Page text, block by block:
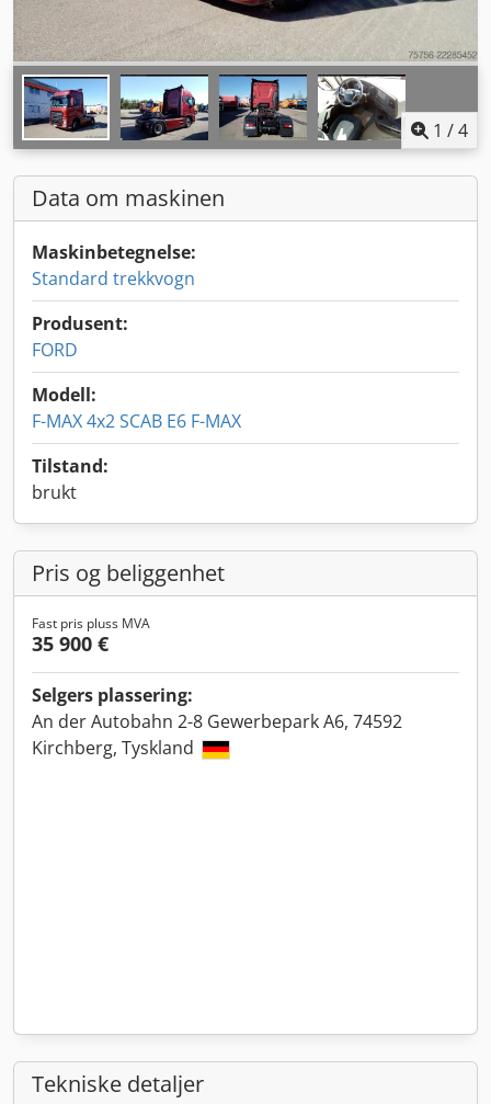
1 /4
Data om maskinen
Maskinbetegnelse:
Standard trekkvogn
Produsent:
FORD
Modell:
F-MAX 4x2 SCAB E6 F-MAX
Tilstand:
brukt
Pris og beliggenhet
Fast pris pluss MVA
35 900 €
Selgers plassering:
An der Autobahn 2-8 Gewerbepark A6, 74592
Kirchberg, Tyskland
Tekniske detaljer